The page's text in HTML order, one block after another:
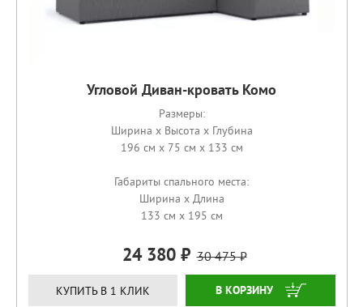
Угловой Диван-кровать Комо
Размеры:
Ширина x Высота x Глубина
196 см x 75 см x 133 см
Габариты спального места:
Ширина x Длина
133 см x 195 см
24 380 30 475
КУПИТЬ В 1 КЛИК ЗАКАЗАТЬ